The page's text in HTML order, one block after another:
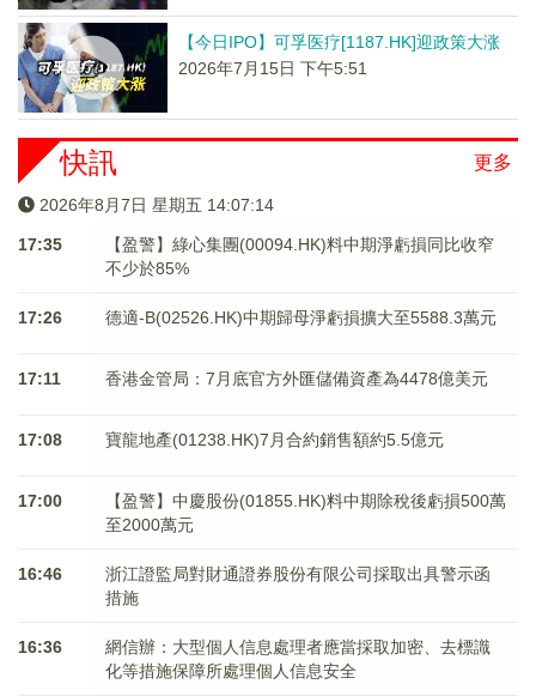
【今日IPO】可孚医疗[1187.HK]迎政策大涨
2026年7月15日 下午5:51
更多
快訊
2026年8月7日 星期五 14:07:15
17:35
【盈警】綠心集團(00094.HK)料中期淨虧損同比收窄
不少於85%
17:26 德適-B(02526.HK)中期歸母淨虧損擴大至5588.3萬元
17:11 香港金管局：7月底官方外匯儲備資產為4478億美元
17:08 寶龍地產(01238.HK)7月合約銷售額約5.5億元
17:00
【盈警】中慶股份(01855.HK)料中期除稅後虧損500萬
至2000萬元
16:46
浙江證監局對財通證券股份有限公司採取出具警示函
措施
16:36
網信辦：大型個人信息處理者應當採取加密、去標識
化等措施保障所處理個人信息安全